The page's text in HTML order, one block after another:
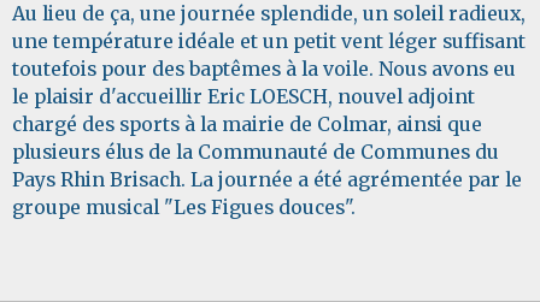
Au lieu de ça, une journée splendide, un soleil radieux,
une température idéale et un petit vent léger suffisant
toutefois pour des baptêmes à la voile. Nous avons eu
le plaisir d'accueillir Eric LOESCH, nouvel adjoint
chargé des sports à la mairie de Colmar, ainsi que
plusieurs élus de la Communauté de Communes du
Pays Rhin Brisach. La journée a été agrémentée par le
groupe musical "Les Figues douces".